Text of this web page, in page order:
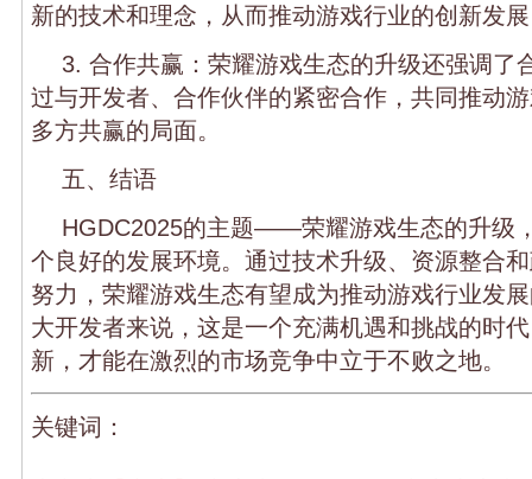
新的技术和理念，从而推动游戏行业的创新发
3. 合作共赢：荣耀游戏生态的升级还强调了
过与开发者、合作伙伴的紧密合作，共同推动
多方共赢的局面。
五、结语
HGDC2025的主题——荣耀游戏生态的升级
个良好的发展环境。通过技术升级、资源整合
努力，荣耀游戏生态有望成为推动游戏行业发
大开发者来说，这是一个充满机遇和挑战的时
新，才能在激烈的市场竞争中立于不败之地。
关键词：